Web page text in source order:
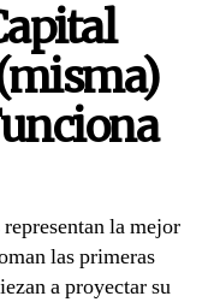
la mejor
las primeras
a proyectar su